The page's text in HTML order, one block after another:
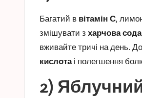
Багатий в вітамін С,
змішувати з харчова сода
вживайте тричі на день.
кислотаі полегшення
2)